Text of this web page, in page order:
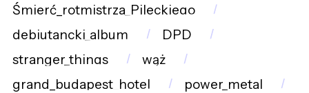
Śmierć_rotmistrza_Pileckiego
debiutancki_album
DPD
stranger_things
wąż
grand_budapest_hotel
power_metal